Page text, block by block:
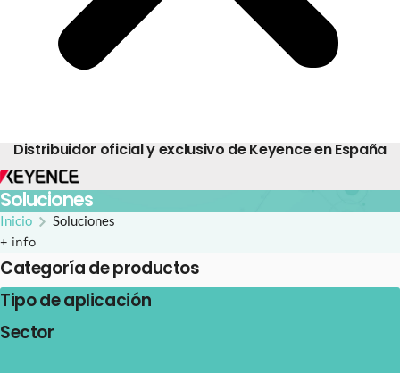
Distribuidor oficial y exclusivo de Keyence en España
Soluciones
Inicio Soluciones
+ info
Categoría de productos
Tipo de aplicación
Sector